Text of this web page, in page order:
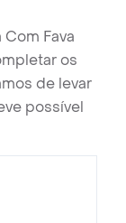
Fava
os
de levar
possível